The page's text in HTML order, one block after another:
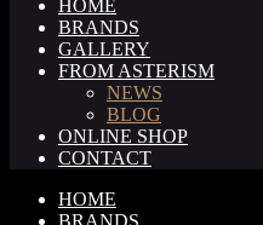
HOME
BRANDS
GALLERY
FROM ASTERISM
NEWS
BLOG
ONLINE SHOP
CONTACT
HOME